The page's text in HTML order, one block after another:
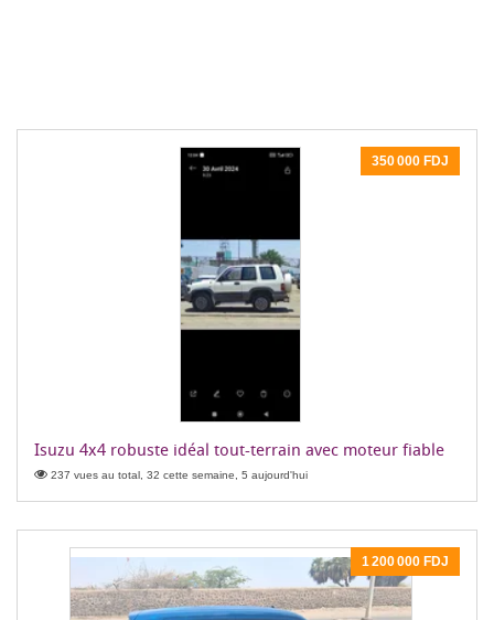
350 000 FDJ
Isuzu 4x4 robuste idéal tout-terrain avec moteur fiable
237 vues au total, 32 cette semaine, 5 aujourd'hui
1 200 000 FDJ